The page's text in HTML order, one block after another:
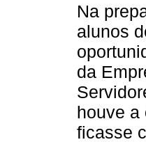
Na
alunos
da
houve a
ficasse